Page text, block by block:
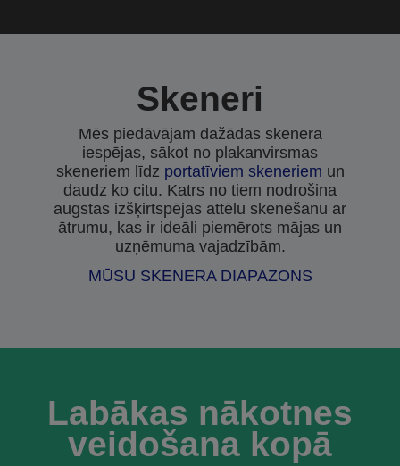
Skeneri
Mēs piedāvājam dažādas skenera
iespējas, sākot no plakanvirsmas
skeneriem līdz portatīviem skeneriem un
daudz ko citu. Katrs no tiem nodrošina
augstas izšķirtspējas attēlu skenēšanu ar
ātrumu, kas ir ideāli piemērots mājas un
uzņēmuma vajadzībām.
MŪSU SKENERA DIAPAZONS
Labākas nākotnes
veidošana kopā